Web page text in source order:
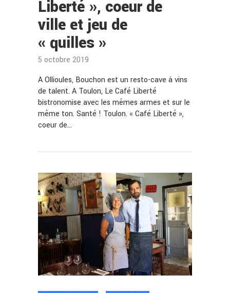
Liberté », coeur de
ville et jeu de
« quilles »
5 octobre 2019
A Ollioules, Bouchon est un resto-cave à vins
de talent. A Toulon, Le Café Liberté
bistronomise avec les mêmes armes et sur le
même ton. Santé ! Toulon. « Café Liberté »,
coeur de…